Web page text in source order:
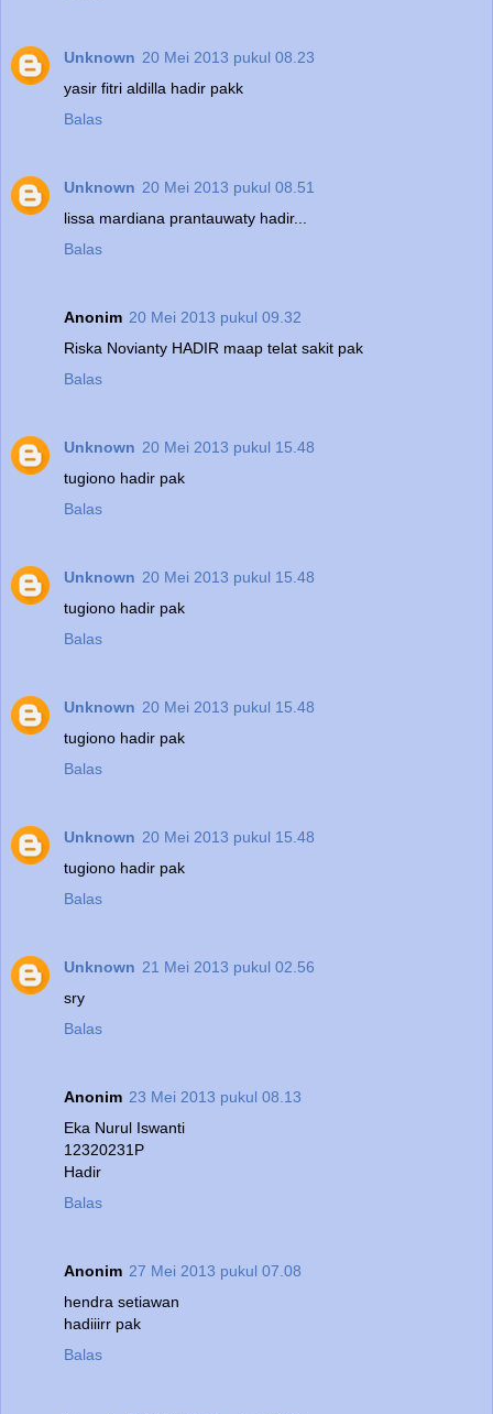
Unknown 20 Mei 2013 pukul 08.23
yasir fitri aldilla hadir pakk
Balas
Unknown 20 Mei 2013 pukul 08.51
lissa mardiana prantauwaty hadir...
Balas
Anonim 20 Mei 2013 pukul 09.32
Riska Novianty HADIR maap telat sakit pak
Balas
Unknown 20 Mei 2013 pukul 15.48
tugiono hadir pak
Balas
Unknown 20 Mei 2013 pukul 15.48
tugiono hadir pak
Balas
Unknown 20 Mei 2013 pukul 15.48
tugiono hadir pak
Balas
Unknown 20 Mei 2013 pukul 15.48
tugiono hadir pak
Balas
Unknown 21 Mei 2013 pukul 02.56
sry
Balas
Anonim 23 Mei 2013 pukul 08.13
Eka Nurul Iswanti
12320231P
Hadir
Balas
Anonim 27 Mei 2013 pukul 07.08
hendra setiawan
hadiiirr pak
Balas